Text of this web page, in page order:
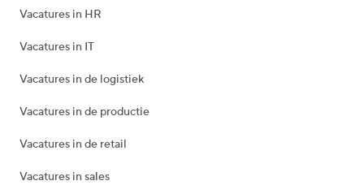
Vacatures in HR
Vacatures in IT
Vacatures in de logistiek
Vacatures in de productie
Vacatures in de retail
Vacatures in sales